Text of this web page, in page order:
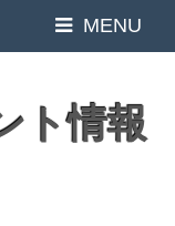
MENU
ト情報